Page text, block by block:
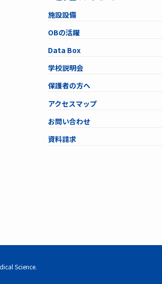
施設設備
OBの活躍
Data Box
学校説明会
保護者の方へ
アクセスマップ
お問い合わせ
資料請求
Science.